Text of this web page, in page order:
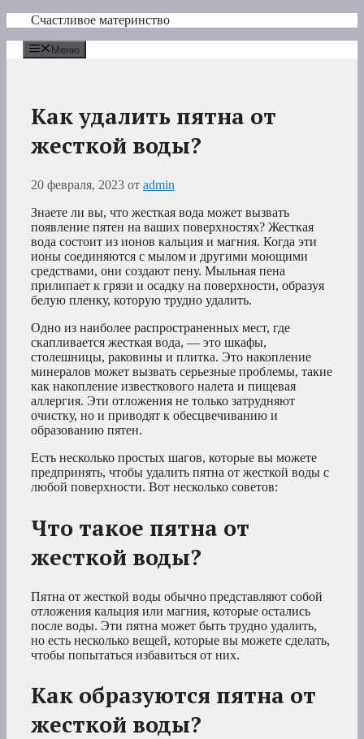
Перейти
содержимому
Счастливое материнство
Меню
Как удалить пятна от
жесткой воды?
20 февраля, 2023 от admin
Знаете ли вы, что жесткая вода может вызвать
появление пятен на ваших поверхностях? Жесткая
вода состоит из ионов кальция и магния. Когда эти
ионы соединяются с мылом и другими моющими
средствами, они создают пену. Мыльная пена
прилипает к грязи и осадку на поверхности, образуя
белую пленку, которую трудно удалить.
Одно из наиболее распространенных мест, где
скапливается жесткая вода, — это шкафы,
столешницы, раковины и плитка. Это накопление
минералов может вызвать серьезные проблемы, такие
как накопление известкового налета и пищевая
аллергия. Эти отложения не только затрудняют
очистку, но и приводят к обесцвечиванию и
образованию пятен.
Есть несколько простых шагов, которые вы можете
предпринять, чтобы удалить пятна от жесткой воды с
любой поверхности. Вот несколько советов:
Что такое пятна от
жесткой воды?
Пятна от жесткой воды обычно представляют собой
отложения кальция или магния, которые остались
после воды. Эти пятна может быть трудно удалить,
но есть несколько вещей, которые вы можете сделать,
чтобы попытаться избавиться от них.
Как образуются пятна от
жесткой воды?